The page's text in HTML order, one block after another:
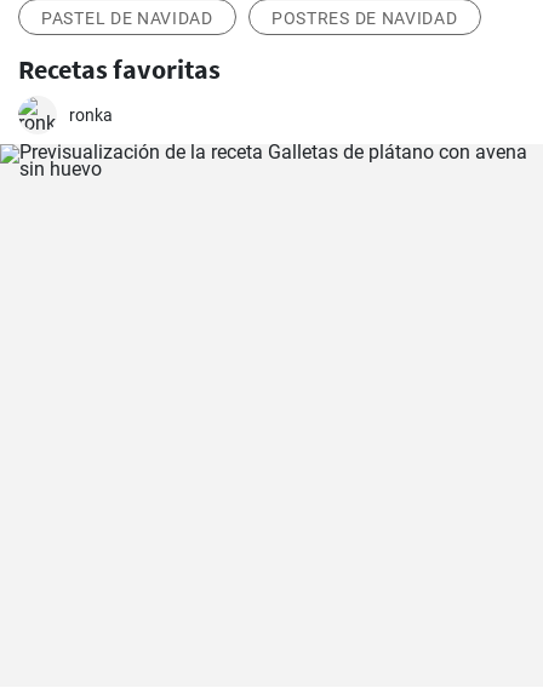
PASTEL DE NAVIDAD POSTRES DE NAVIDAD
Recetas favoritas
ronka